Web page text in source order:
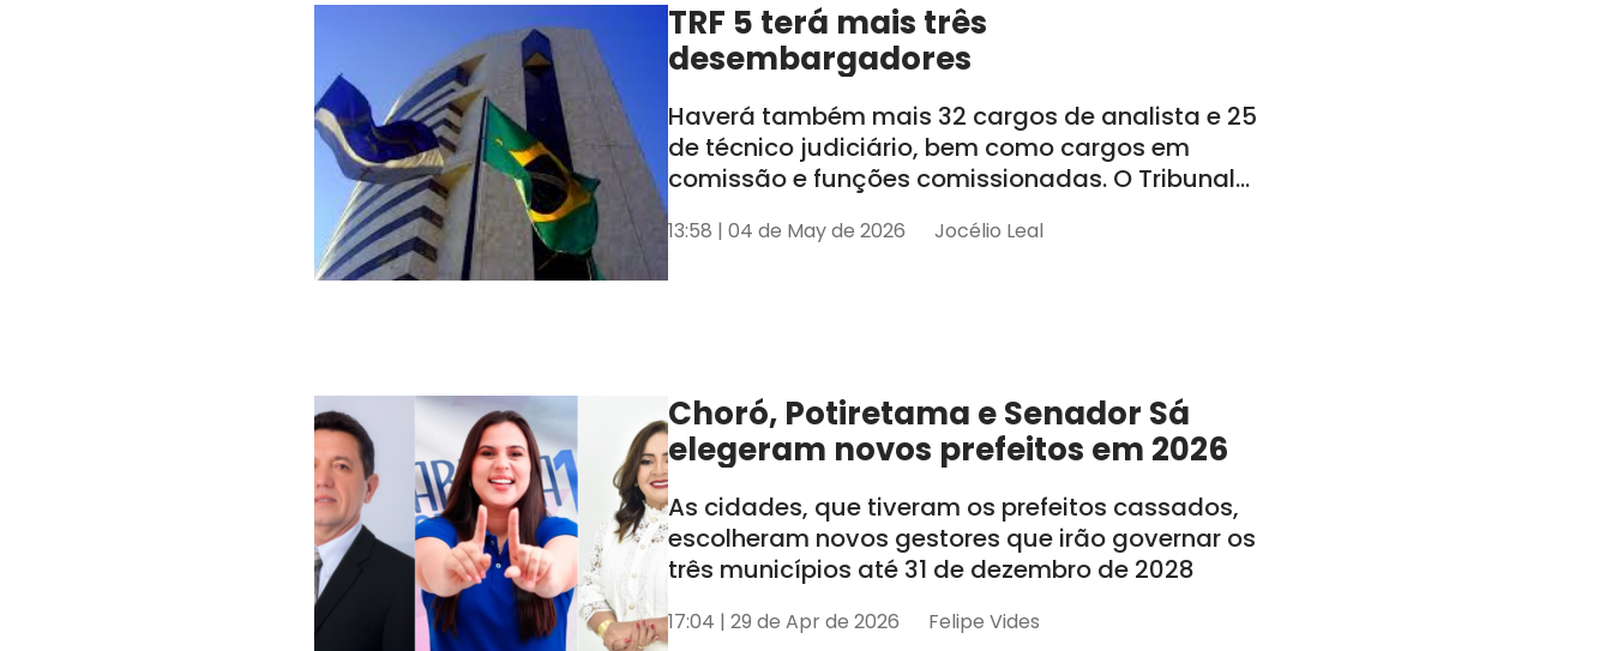
TRF 5 terá mais três
desembargadores
Haverá também mais 32 cargos de analista e 25
de técnico judiciário, bem como cargos em
comissão e funções comissionadas. O Tribunal
AL e SE
13:58 | 04 de May de 2026 Jocélio Leal
Choró, Potiretama e Senador Sá
elegeram novos prefeitos em 2026
As cidades, que tiveram os prefeitos cassados,
escolheram novos gestores que irão governar os
três municípios até 31 de dezembro de 2028
17:04 | 29 de Apr de 2026 Felipe Vides